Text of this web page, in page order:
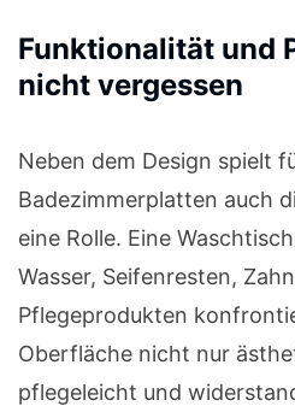
Funktionalität und
nicht vergessen
Neben dem Design spielt
Badezimmerplatten auch
eine Rolle. Eine
Wasser, Seifenresten,
Pflegeprodukten
Oberfläche nicht nur
pflegeleicht und